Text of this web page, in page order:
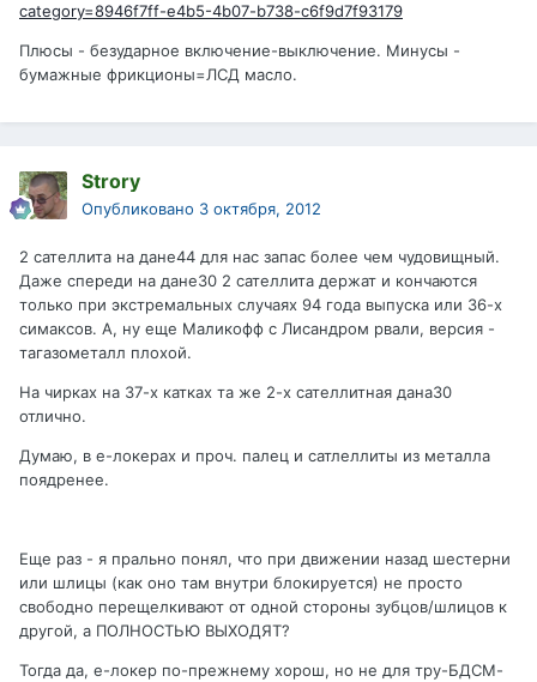
category=8946f7ff-e4b5-4b07-b738-c6f9d7f93179
Плюсы - безударное включение-выключение. Минусы -
бумажные фрикционы=ЛСД масло.
Strory
Опубликовано 3 октября, 2012
2 сателлита на дане44 для нас запас более чем чудовищный.
Даже спереди на дане30 2 сателлита держат и кончаются
только при экстремальных случаях 94 года выпуска или 36-х
симаксов. А, ну еще Маликофф с Лисандром рвали, версия -
тагазометалл плохой.
На чирках на 37-х катках та же 2-х сателлитная дана30
отлично.
Думаю, в е-локерах и проч. палец и сатлеллиты из металла
поядренее.
Еще раз - я прально понял, что при движении назад шестерни
или шлицы (как оно там внутри блокируется) не просто
свободно перещелкивают от одной стороны зубцов/шлицов к
другой, а ПОЛНОСТЬЮ ВЫХОДЯТ?
Тогда да, е-локер по-прежнему хорош, но не для тру-БДСМ-